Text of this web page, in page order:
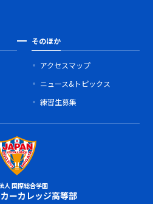
そのほか
アクセスマップ
ニュース&トピックス
練習生募集
人 国際総合学園
ーカレッジ高等部